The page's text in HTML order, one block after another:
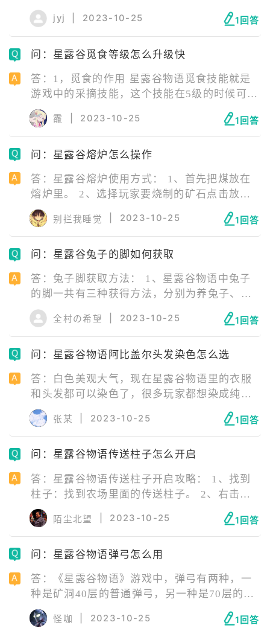
遇到龙骨,并且很可能在该骨架的旁边直接拾取
龙牙。 3、用鱼池养黄貂鱼,鱼池装满后,每天将
其送给龙牙的可能性很小。 4、但是鱼池的升
级过程需要龙牙和芒果之类的姜岛特产。
jyj 2023-10-25 1回答
问：星露谷觅食等级怎么升级快
答：1，觅食的作用 星露谷物语觅食技能就是
游戏中的采摘技能，这个技能在5级的时候可进
行第一次二选一抉择，在10级的时候在前一次
的基础上再进行一次二选一的选择。 2，觅食
升级方法 方法1捡东西。 根据季节的不同在星
露谷的野外可以采集不同作物，可以用来吃，
提升觅食等级。春天因为可以捡大葱和采树
莓，等级提升得比较快。
靇 2023-10-25 1回答
问：星露谷熔炉怎么操作
答：星露谷熔炉使用方式： 1、首先把煤放在
熔炉里。 2、选择玩家要烧制的矿石点击放进
熔炉中（铜块例）。 3、点击熔炉，点击后火
光出现就表示已经成功开始烧制了。烧制成功
后熔炉会有长方体状金属块，点击金属块即
可。
别拦我睡觉 2023-10-25 1回答
问：星露谷兔子的脚如何获取
答：兔子脚获取方法： 1、星露谷物语中兔子
的脚一共有三种获得方法，分别为养兔子、刷
怪和等猪车。 2、养兔子，玩家在养殖一只兔
子直到兔子好感度满了以后，兔子每次掉毛都
有概率掉落一个兔子脚。 3、刷怪，击杀骷髅
洞窟(Skull Cavern)中的蛇怪(Serpents)，每只
全村の希望 2023-10-25 1回答
问：星露谷物语阿比盖尔头发染色怎么选
答：白色美观大气，现在星露谷物语里的衣服
和头发都可以染色了，很多玩家都想染成纯白
色。 1、首先右击地面上的染缸，然后将对应
颜色的物品分别放入六口染缸献祭，献祭完成
后彩色染瓶图标亮起，点击图标进入染色界
面。 2、此处可以修改所有可染色服饰的颜色
染色的服饰（衣服，裤子、裙子等）移动到缝
纫机界面左下角的空格中。
张某 2023-10-25 1回答
问：星露谷物语传送柱子怎么开启
答：星露谷物语传送柱子开启攻略： 1、找到
柱子：找到农场里面的传送柱子。 2、右击柱
子：用鼠标右击目标柱子。 3、开启传送：开
启传送后，玩家会被运送到指定指点。
陌尘北望 2023-10-25 1回答
问：星露谷物语弹弓怎么用
答：《星露谷物语》游戏中，弹弓有两种，一
种是矿洞40层的普通弹弓，另一种是70层的大
师弹弓。普通弹弓使用石头当做子弹，可以用
来打NPC，但会降好感度。大师弹弓可以用来
怪咖 2023-10-25 1回答